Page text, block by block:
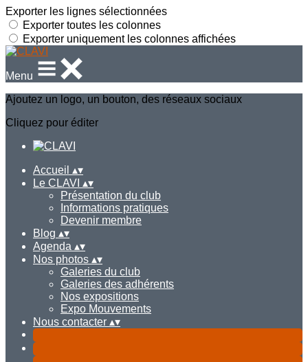
Exporter les lignes sélectionnées
Exporter toutes les colonnes
Exporter uniquement les colonnes affichées
Menu
Ajoutez un logo, un bouton, des réseaux sociaux
Cliquez pour éditer
Accueil ▴▾
Le CLAVI ▴▾
Présentation du club
Informations pratiques
Devenir membre
Blog ▴▾
Agenda ▴▾
Nos photos ▴▾
Galeries du club
Galeries des adhérents
Nos expositions
Expo Mouvements
Nous contacter ▴▾